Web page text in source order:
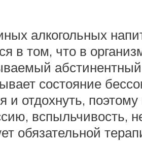
алкогольных
в том, что в
состояние
отдохнуть,
вспыльчивость,
обязательной